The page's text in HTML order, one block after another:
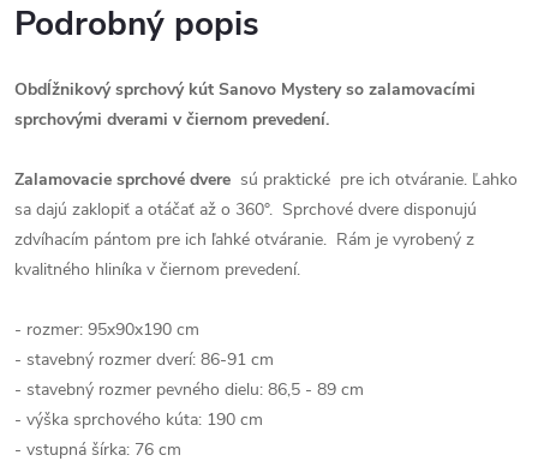
Podrobný popis
Obdĺžnikový sprchový kút Sanovo Mystery so zalamovacími
sprchovými dverami v čiernom prevedení.
Zalamovacie sprchové dvere sú praktické pre ich otváranie. Ľahko
sa dajú zaklopiť a otáčať až o 360°. Sprchové dvere disponujú
zdvíhacím pántom pre ich ľahké otváranie. Rám je vyrobený z
kvalitného hliníka v čiernom prevedení.
- rozmer: 95x90x190 cm
- stavebný rozmer dverí: 86-91 cm
- stavebný rozmer pevného dielu: 86,5 - 89 cm
- výška sprchového kúta: 190 cm
- vstupná šírka: 76 cm